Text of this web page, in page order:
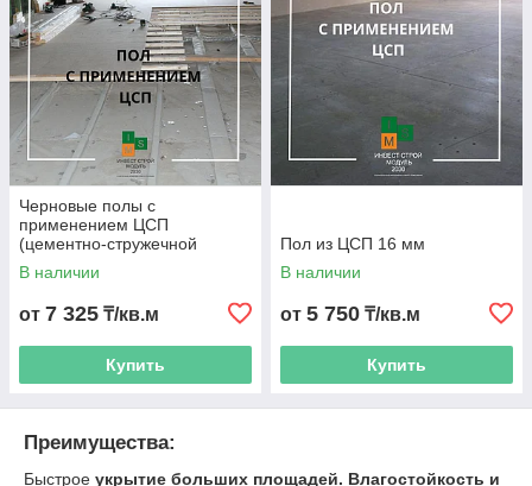
подстилающего слоя, выравнивающего слоя, чистового
пола с лицевым покрытием.
Достоинствами этого решения являются: сокращение
трудоёмкости работ; отсутствие пыли и грязи;
возможность вести ремонтные работы, не
останавливая производство.
Черновые полы с
применением ЦСП
(цементно-стружечной
плиты) 20 мм
В наличии
от 7 325 ₸/кв.м
Купить
Пол из ЦСП 16 мм
В наличии
от 5 750 ₸/кв.м
Купить
Преимущества:
Быстрое укрытие больших площадей. Влагостойкость и